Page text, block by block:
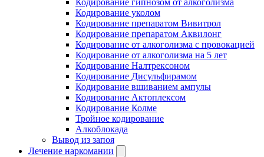
Кодирование гипнозом от алкоголизма
Кодирование уколом
Кодирование препаратом Вивитрол
Кодирование препаратом Аквилонг
Кодирование от алкоголизма с провокацией
Кодирование от алкоголизма на 5 лет
Кодирование Налтрексоном
Кодирование Дисульфирамом
Кодирование вшиванием ампулы
Кодирование Актоплексом
Кодирование Колме
Тройное кодирование
Алкоблокада
Вывод из запоя
Лечение наркомании